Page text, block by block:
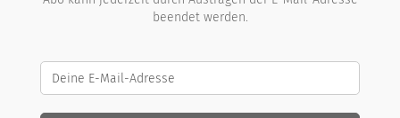
beendet werden.